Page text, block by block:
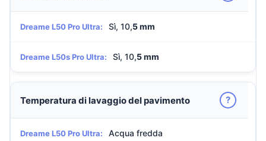
Dreame L50 Pro Ultra: Sì, 10,5 mm
Dreame L50s Pro Ultra: Sì, 10,5 mm
Temperatura di lavaggio del pavimento ?
Dreame L50 Pro Ultra: Acqua fredda